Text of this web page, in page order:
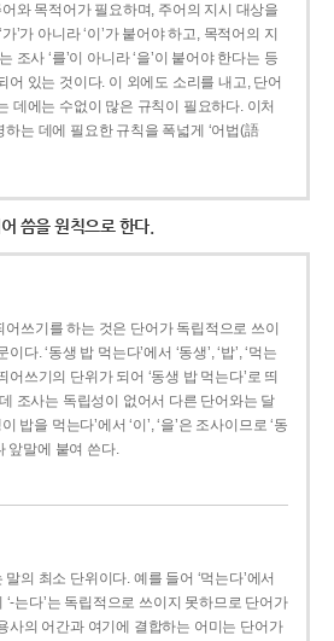
어와 목적어가 필요하며, 주어의 지시 대상을
’가 아니라 ‘이’가 붙어야 하고, 목적어의 지
조사 ‘를’이 아니라 ‘을’이 붙어야 한다는 등
어 있는 것이다. 이 외에도 소리를 내고, 단어
데에는 수없이 많은 규칙이 필요하다. 이처
는 데에 필요한 규칙을 폭넓게 ‘어법(語
씀을 원칙으로 한다.
쓰기를 하는 것은 단어가 독립적으로 쓰이
다. ‘동생 밥 먹는다’에서 ‘동생’, ‘밥’, ‘먹는
어쓰기의 단위가 되어 ‘동생 밥 먹는다’로 띄
조사는 독립성이 없어서 다른 단어와는 달
밥을 먹는다’에서 ‘이’, ‘을’은 조사이므로 ‘동
앞말에 붙여 쓴다.
의 최소 단위이다. 예를 들어 ‘먹는다’에서
‘­-는다’는 독립적으로 쓰이지 못하므로 단어가
사의 어간과 여기에 결합하는 어미는 단어가